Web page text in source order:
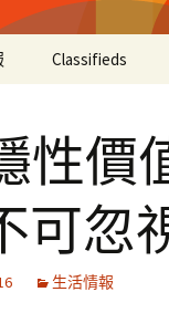
Classifieds
性價
可忽
生活情報